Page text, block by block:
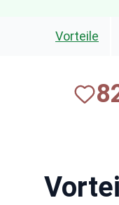
Vorteile